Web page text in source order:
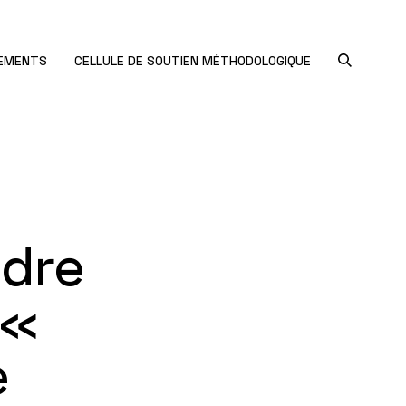
CELLULE DE SOUTIEN MÉTHODOLOGIQUE